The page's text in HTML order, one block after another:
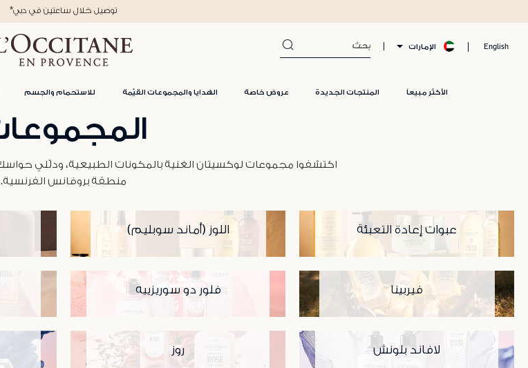
English الإمارات
الأكثر مبيعاً المنتجات الجديدة عروض خاصة الهدايا والمجموعات القيّمة للاستحمام والجسم
*توصيل خلال ساعتين في دبي
اكتشفوا مجموعات لوكسيتان الغنية بالمكونات الطبيعية، ودلّلي حواسك
منطقة بروفانس الفرنسية.
عبوات إعادة التعبئة اللوز (أماند سوبليم)
فيربينا فلور دو سوريزييه
لافاند بلونش روز